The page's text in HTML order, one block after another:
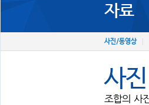
자료
사진/동영상
사
조합의 사